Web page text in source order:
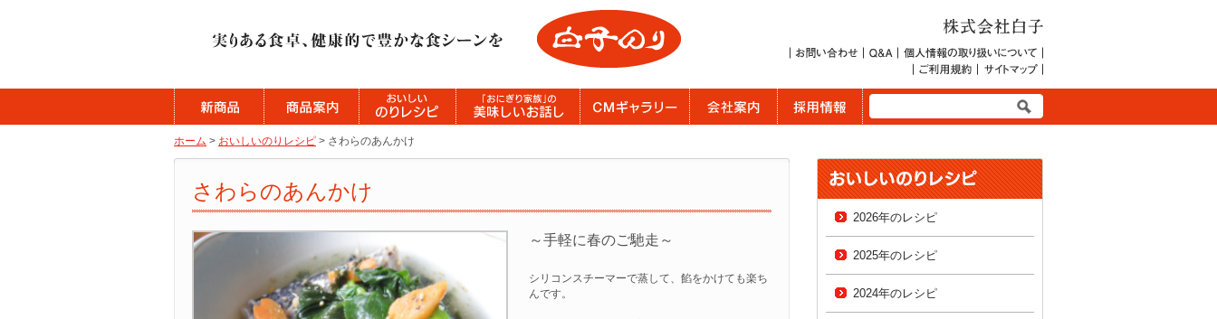
ホーム > おいしいのりレシピ > さわらのあんかけ
さわらのあんかけ
～手軽に春のご馳走～
シリコンスチーマーで蒸して、餡をかけても楽ち
んです。
2026年のレシピ
2025年のレシピ
2024年のレシピ